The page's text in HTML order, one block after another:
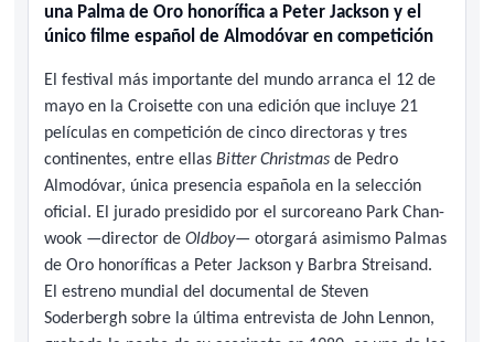
una Palma de Oro honorífica a Peter Jackson y el
único filme español de Almodóvar en competición
El festival más importante del mundo arranca el 12 de
mayo en la Croisette con una edición que incluye 21
películas en competición de cinco directoras y tres
continentes, entre ellasBitter Christmas de Pedro
Almodóvar, única presencia española en la selección
oficial. El jurado presidido por el surcoreano Park Chan-
wook —director deOldboy— otorgará asimismo Palmas
de Oro honoríficas a Peter Jackson y Barbra Streisand.
El estreno mundial del documental de Steven
Soderbergh sobre la última entrevista de John Lennon,